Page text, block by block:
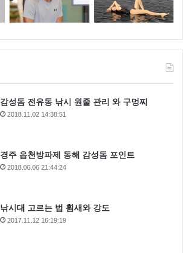
감성돔 전유동 낚시 원줄 관리 와 구멍찌
2018.11.02 14:38:51
경주 읍천방파제 동해 감성돔 포인트
2018.06.06 21:44:24
낚시대 고르는 법 휨새와 강도
2017.11.12 16:19:19